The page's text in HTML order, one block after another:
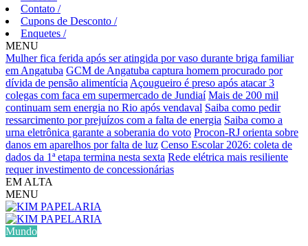
Contato /
Cupons de Desconto /
Enquetes /
MENU
Mulher fica ferida após ser atingida por vaso durante briga familiar
em Angatuba GCM de Angatuba captura homem procurado por
dívida de pensão alimentícia Açougueiro é preso após atacar 3
colegas com faca em supermercado de Jundiaí Mais de 200 mil
continuam sem energia no Rio após vendaval Saiba como pedir
ressarcimento por prejuízos com a falta de energia Saiba como a
urna eletrônica garante a soberania do voto Procon-RJ orienta sobre
danos em aparelhos por falta de luz Censo Escolar 2026: coleta de
dados da 1ª etapa termina nesta sexta Rede elétrica mais resiliente
requer investimento de concessionárias
EM ALTA
MENU
Mundo